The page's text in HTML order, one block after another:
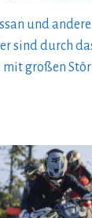
und andere
sind durch
mit großen